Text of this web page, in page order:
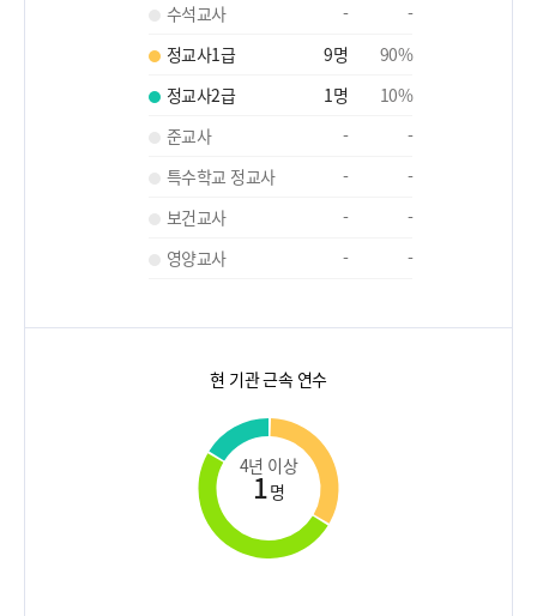
수석교사 -
-
정교사1급
9명 90%
정교사2급
1명 10%
준교사
-
-
특수학교 정교사
-
-
보건교사
-
-
영양교사
- -
현 기관 근속 연수
4년 이상
1명